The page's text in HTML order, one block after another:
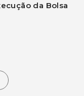
da Bolsa